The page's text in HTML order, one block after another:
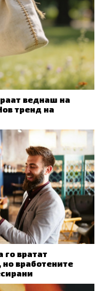
веднаш на
тренд на
го вратат
вработените